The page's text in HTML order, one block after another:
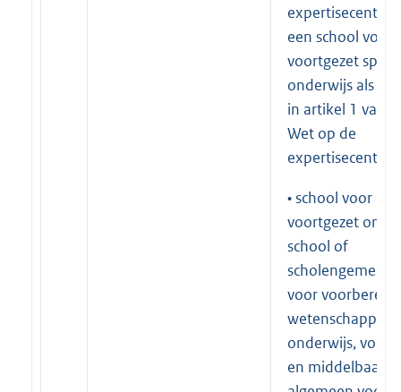
expertisecentra
een school voor
voortgezet
onderwijs als
in artikel 1 van
Wet op de
expertisecentra;
• school voor
voortgezet
school of
voor
onderwijs, voor
en middelbaar